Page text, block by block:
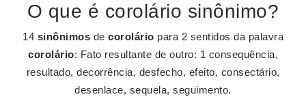
O que é corolário sinônimo?
14 sinônimos de corolário para 2 sentidos da palavra
corolário: Fato resultante de outro: 1 consequência,
resultado, decorrência, desfecho, efeito, consectário,
desenlace, sequela, seguimento.